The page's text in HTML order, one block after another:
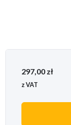
297,00 zł
z VAT